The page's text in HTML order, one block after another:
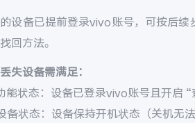
设备已提前登录vivo账号，可按后
回方法。
失设备需满足：
能状态：设备已登录vivo账号且开启 “
备状态：设备保持开机状态（关机无